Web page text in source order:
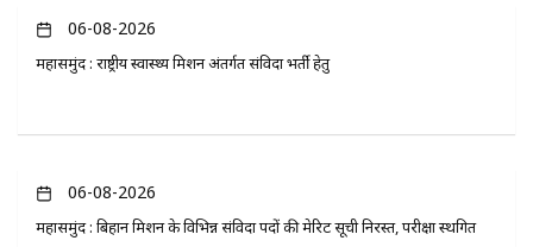
06-08-2026
महासमुंद : राष्ट्रीय स्वास्थ्य मिशन अंतर्गत संविदा भर्ती हेतु
06-08-2026
महासमुंद : बिहान मिशन के विभिन्न संविदा पदों की मेरिट सूची निरस्त, परीक्षा स्थगित